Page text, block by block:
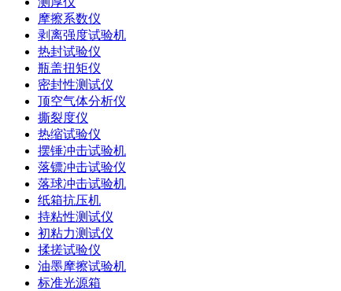
摩擦系数仪
剥离强度试验机
热封试验仪
瓶盖扭矩仪
密封性测试仪
顶空气体分析仪
撕裂度仪
热缩试验仪
摆锤冲击试验机
落镖冲击试验仪
落球冲击试验机
纸箱抗压机
持粘性测试仪
初粘力测试仪
揉搓试验仪
油墨摩擦试验机
标准光源箱